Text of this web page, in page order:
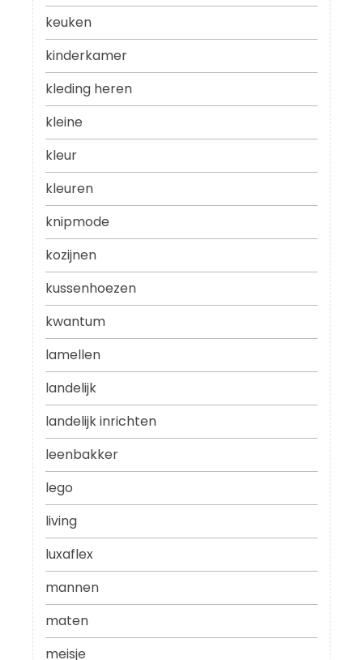
keuken
kinderkamer
kleding heren
kleine
kleur
kleuren
knipmode
kozijnen
kussenhoezen
kwantum
lamellen
landelijk
landelijk inrichten
leenbakker
lego
living
luxaflex
mannen
maten
meisje